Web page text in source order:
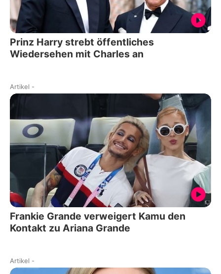
Prinz Harry strebt öffentliches
Wiedersehen mit Charles an
Artikel -
Frankie Grande verweigert Kamu den
Kontakt zu Ariana Grande
Artikel -